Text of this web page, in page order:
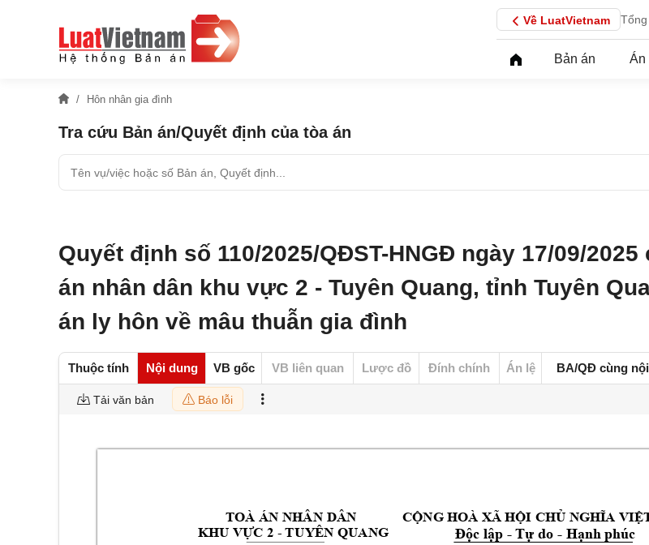
Về LuatVietnam
Bản án Án
Hôn nhân gia đình
Tra cứu Bản án/Quyết định của tòa án
Quyết định số 110/2025/QĐST-HNGĐ ngày 17/09/2025
án nhân dân khu vực 2 - Tuyên Quang, tỉnh Tuyên
án ly hôn về mâu thuẫn gia đình
Thuộc tính Nội dung VB gốc VB liên quan Lược đồ Đính chính Án lệ BA/QĐ cùng
Tải văn bản Báo lỗi
TOÀ ÁN NHÂN DÂN
KHU VỰC 2 - TUYÊN QUANG
CỘNG HOÀ XÃ HỘI CHỦ NGHĨA
Độc lập - Tự do - Hạnh phúc